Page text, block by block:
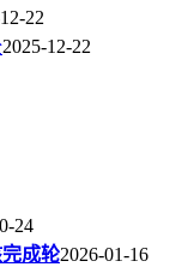
22
2025-12-22
24
成轮2026-01-16